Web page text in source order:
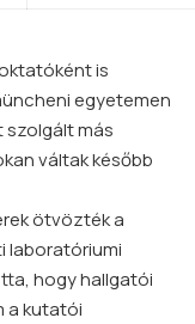
is
egyetemen
más
váltak később
ötvözték a
laboratóriumi
hogy hallgatói
a kutatói